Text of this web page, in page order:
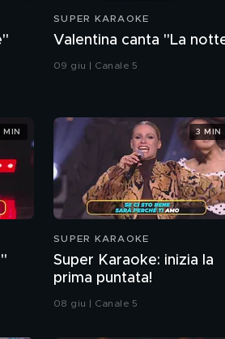
SUPER KARAOKE
Valentina canta "La
09 giu | Canale 5
MIN
SUPER KARAOKE
Super Karaoke: inizia la
prima puntata!
08 giu | Canale 5
3 MIN